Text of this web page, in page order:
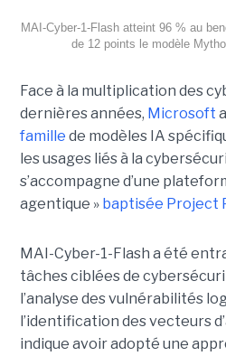
MAI-Cyber-1-Flash atteint 96 % au
de 12 points le modèle
Face à la multiplication des
dernières années, Microsoft a
famille de modèles IA
les usages liés à la
s’accompagne d’une
agentique » baptisée Project
MAI-Cyber-1-Flash a été
tâches ciblées de
l’analyse des vulnérabilités
l’identification des vecteurs
indique avoir adopté une